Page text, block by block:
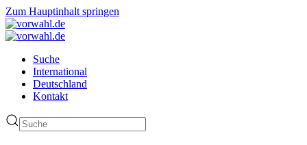
Zum Hauptinhalt springen
Suche
International
Deutschland
Kontakt